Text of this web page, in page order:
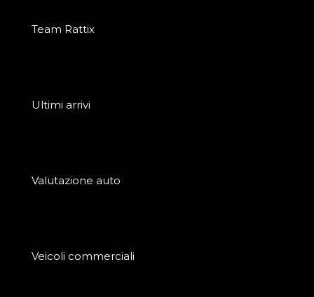
Team Rattix
Ultimi arrivi
Valutazione auto
Veicoli commerciali